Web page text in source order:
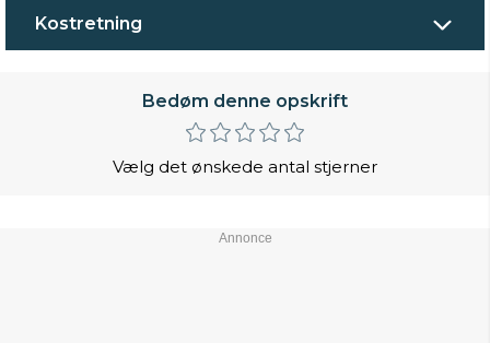
Kostretning
Bedøm denne opskrift
Vælg det ønskede antal stjerner